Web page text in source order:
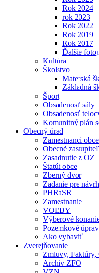
Rok 2024
rok 2023
Rok 2022
Rok 2019
Rok 2017
Ďalšie
Kultúra
Školstvo
Materská
Základná
Šport
Obsadenosť sály
Obsadenosť
Komunitný plán
Obecný úrad
Zamestnanci obce
Obecné
Zasadnutie z OZ
Štatút obce
Zberný dvor
Zadanie pre
PHRaSR
Zamestnanie
VOĽBY
Výberové
Pozemkové
Ako vybaviť
Zverejňovanie
Zmluvy, Faktúry,
Archiv ZFO